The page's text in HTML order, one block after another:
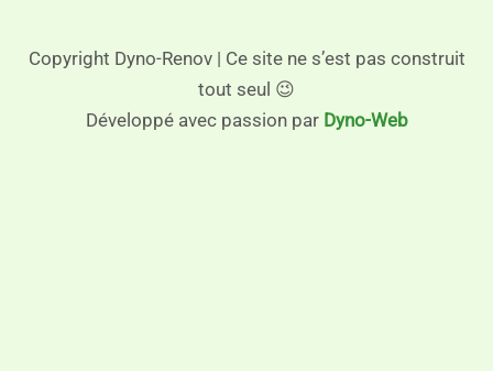
Copyright Dyno-Renov | Ce site ne s’est pas construit
tout seul 😉
Développé avec passion par Dyno-Web